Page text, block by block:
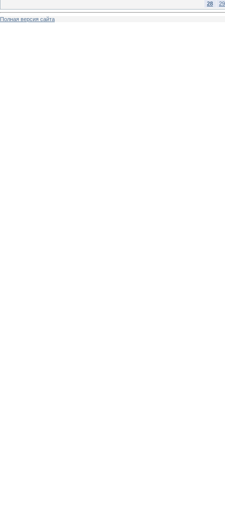
28 29
Полная версия сайта